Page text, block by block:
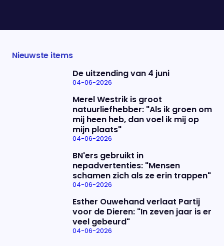
Nieuwste items
De uitzending van 4 juni
04-06-2026
Merel Westrik is groot
natuurliefhebber: "Als ik groen om
mij heen heb, dan voel ik mij op
mijn plaats"
04-06-2026
BN'ers gebruikt in
nepadvertenties: "Mensen
schamen zich als ze erin trappen"
04-06-2026
Esther Ouwehand verlaat Partij
voor de Dieren: "In zeven jaar is er
veel gebeurd"
04-06-2026